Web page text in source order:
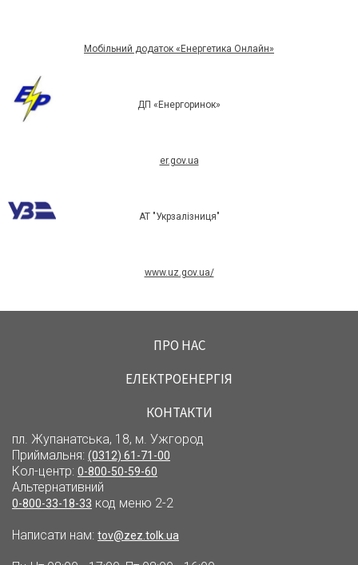
Мобільний додаток «Енергетика Онлайн»
ДП «Енергоринок»
er.gov.ua
АТ "Укрзалізниця"
www.uz.gov.ua/
ПРО НАС
ЕЛЕКТРОЕНЕРГІЯ
КОНТАКТИ
пл. Жупанатська, 18, м. Ужгород
Приймальня: (0312) 61-71-00
Кол-центр: 0-800-50-59-60
Альтернативний
0-800-33-18-33 код меню 2-2
Написати нам: tov@zez.tolk.ua